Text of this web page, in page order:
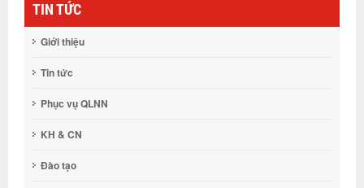
TIN TỨC
Giới thiệu
Tin tức
Phục vụ QLNN
KH & CN
Đào tạo